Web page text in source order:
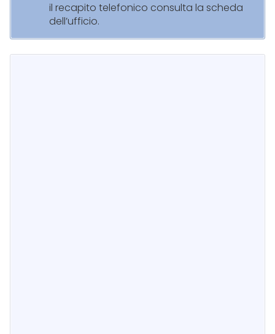
il recapito telefonico consulta la scheda
dell’ufficio.